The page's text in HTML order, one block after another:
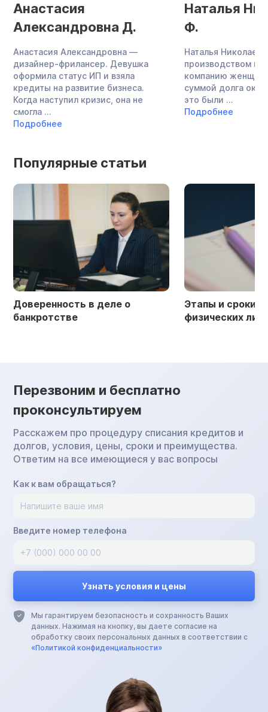
Анастасия
Александровна Д.
Анастасия Александровна —
дизайнер-фрилансер. Девушка
оформила статус ИП и взяла
кредиты на развитие бизнеса.
Когда наступил кризис, она не
смогла ...
Подробнее
Наталья
Ф.
Наталья
производством
компанию
суммой долга
это были ...
Подробнее
Популярные статьи
Доверенность в деле о
банкротстве
Этапы и сроки
физических лиц
Перезвоним и бесплатно
проконсультируем
Расскажем про процедуру списания кредитов и
долгов, условия, цены, сроки и преимущества.
Ответим на все имеющиеся у вас вопросы
Как к вам обращаться?
Введите номер телефона
Мы гарантируем безопасность и сохранность Ваших
данных. Нажимая на кнопку, вы даете согласие на
обработку своих персональных данных в соответствии с
«Политикой конфиденциальности»